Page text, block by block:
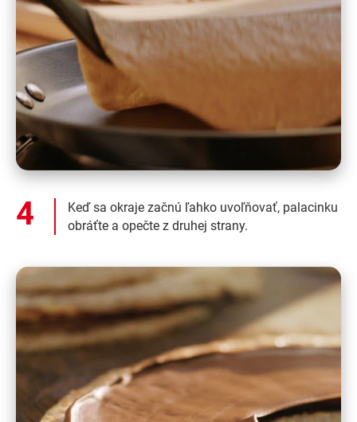
Keď sa okraje začnú ľahko uvoľňovať, palacinku
obráťte a opečte z druhej strany.